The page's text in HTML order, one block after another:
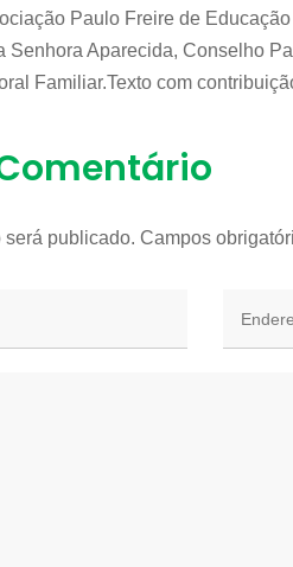
Paulo Freire de
Senhora Aparecida, Conselho
Familiar.Texto com
publicado. Campos